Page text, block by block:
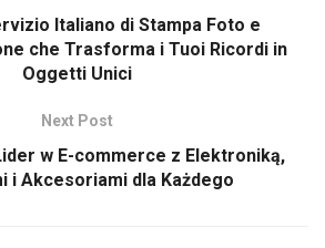
Italiano di Stampa Foto e
che Trasforma i Tuoi Ricordi in
Oggetti Unici
Next Post
w E-commerce z Elektroniką,
i Akcesoriami dla Każdego